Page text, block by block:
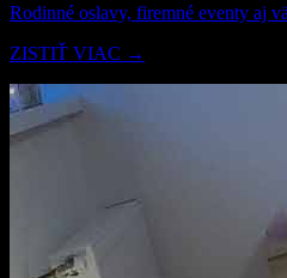
Rodinné oslavy, firemné eventy aj
ZISTIŤ VIAC →